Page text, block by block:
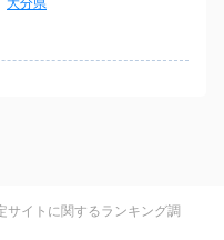
大分県
イトに関するランキング調